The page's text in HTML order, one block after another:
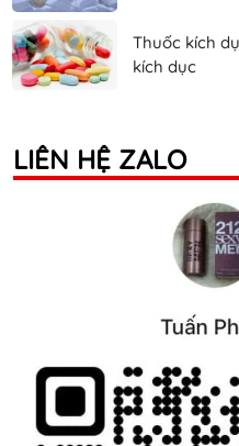
Thuốc kích
kích dục
LIÊN HỆ ZALO